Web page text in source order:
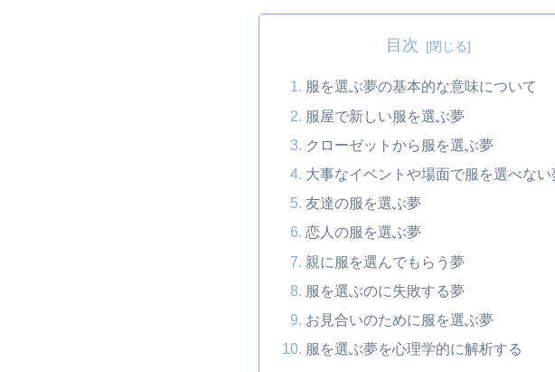
目次
服を選ぶ夢の基本的な意味について
服屋で新しい服を選ぶ夢
クローゼットから服を選ぶ夢
大事なイベントや場面で服を選べない
友達の服を選ぶ夢
恋人の服を選ぶ夢
親に服を選んでもらう夢
服を選ぶのに失敗する夢
お見合いのために服を選ぶ夢
服を選ぶ夢を心理学的に解析する